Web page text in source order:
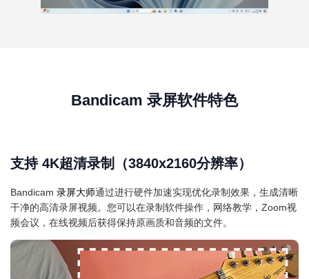
Bandicam 录屏软件特色
支持 4K超清录制（3840x2160分辨率）
Bandicam 录屏大师通过进行硬件加速实现优化录制效果，生成清晰
干净的高清录屏视频。您可以在录制软件操作，网络教学，Zoom视
频会议，在线视频后获得保持原画质和音频的文件。